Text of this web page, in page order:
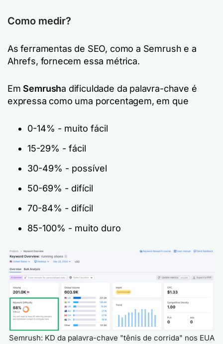
Como medir?
As ferramentas de SEO, como a Semrush e a
Ahrefs, fornecem essa métrica.
Em Semrusha dificuldade da palavra-chave é
expressa como uma porcentagem, em que
0-14% - muito fácil
15-29% - fácil
30-49% - possível
50-69% - difícil
70-84% - difícil
85-100% - muito duro
Semrush: KD da palavra-chave "tênis de corrida" nos EUA